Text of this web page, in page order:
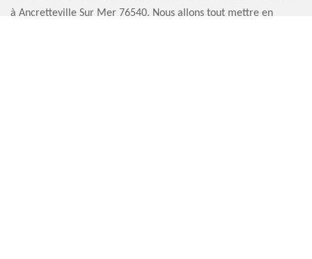
à Ancretteville Sur Mer 76540. Nous allons tout mettre en